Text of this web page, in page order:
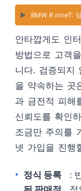
▶️ BMW R nineT:
안타깝게도 인
방법으로 고객
니다. 검증되지
을 약속하는 곳
과 금전적 피해
신뢰도를 확인
조금만 주의를
넷 가입을 진행
정식 등록
: